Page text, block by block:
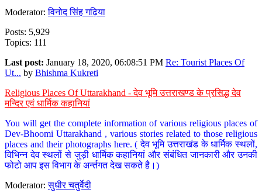
Moderator:विनोद सिंह गढ़िया
Posts: 5,929
Topics: 111
Last post: January 18, 2020, 06:08:51 PM Re: Tourist Places Of
Ut... by Bhishma Kukreti
Religious Places Of Uttarakhand - देव भूमि उत्तराखण्ड के प्रसिद्ध देव
मन्दिर एवं धार्मिक कहानियां
You will get the complete information of various religious places of
Dev-Bhoomi Uttarakhand , various stories related to those religious
places and their photographs here. ( देव भूमि उत्तराखंड के धार्मिक स्थलों,
विभिन्न देव स्थलों से जुड़ी धार्मिक कहानियां और संबंधित जानकारी और उनकी
फोटो आप इस विभाग के अर्न्तगत देख सकते है।)
Moderator:सुधीर चतुर्वेदी